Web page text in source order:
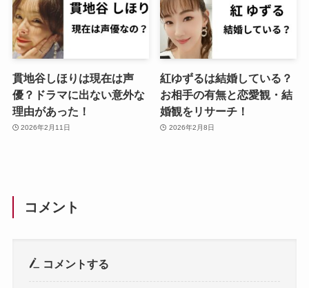
貫地谷しほりは現在は声
優？ドラマに出ない意外な
理由があった！
2026年2月11日
紅ゆずるは結婚している？
お相手の有無と恋愛観・結
婚観をリサーチ！
2026年2月8日
コメント
コメントする